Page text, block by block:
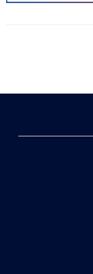
کر دی،
ہوگئی
لگ
اور
کا سلسلہ